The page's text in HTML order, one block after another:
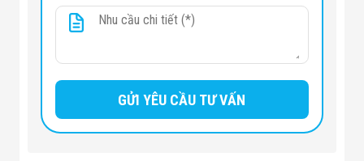
Dự Án Ngành
Giáo Dục -
Điện Tử